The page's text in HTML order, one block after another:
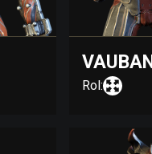
VAUBAN
Rol: